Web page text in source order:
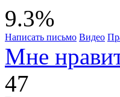
9.3%
Написать письмо Видео
Мне
47